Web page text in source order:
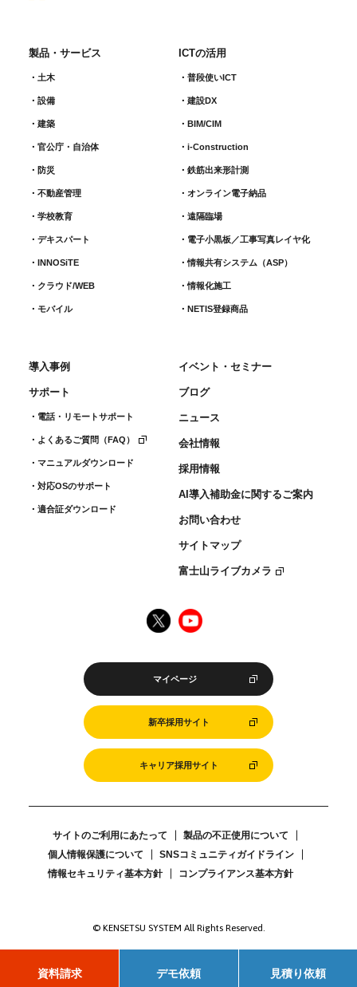
資料請求 デモ依頼 見積り依頼
製品・サービス
土木
設備
建築
官公庁・自治体
防災
不動産管理
学校教育
デキスパート
INNOSiTE
クラウド/WEB
モバイル
ICTの活用
普段使いICT
建設DX
BIM/CIM
i-Construction
鉄筋出来形計測​
オンライン電子納品
遠隔臨場
電子小黒板／工事写真レイヤ化
情報共有システム（ASP）
情報化施工
NETIS登録商品
導入事例
サポート
電話・リモートサポート
よくあるご質問（FAQ）
マニュアルダウンロード
対応OSのサポート
適合証ダウンロード
イベント・セミナー
ブログ
ニュース
会社情報
採用情報
AI導入補助金に関するご案内
お問い合わせ
サイトマップ
富士山ライブカメラ
マイページ
新卒採用サイト
キャリア採用サイト
サイトのご利用にあたって
製品の不正使用について
個人情報保護について
SNSコミュニティガイドライン
情報セキュリティ基本方針
コンプライアンス基本方針
© KENSETSU SYSTEM All Rights Reserved.